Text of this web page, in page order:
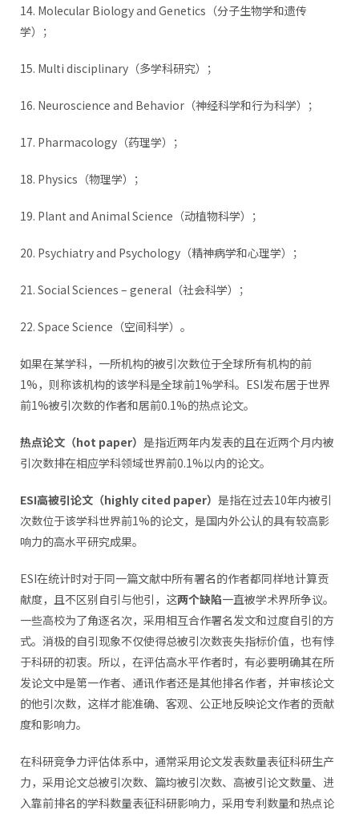
14. Molecular Biology and Genetics（分子生物学和遗传
学）；
15. Multi disciplinary（多学科研究）；
16. Neuroscience and Behavior（神经科学和行为科学）；
17. Pharmacology（药理学）；
18. Physics（物理学）；
19. Plant and Animal Science（动植物科学）；
20. Psychiatry and Psychology（精神病学和心理学）；
21. Social Sciences – general（社会科学）；
22. Space Science（空间科学）。
如果在某学科，一所机构的被引次数位于全球所有机构的前
1%，则称该机构的该学科是全球前1%学科。ESI发布居于世界
前1%被引次数的作者和居前0.1%的热点论文。
热点论文（hot paper） 是指近两年内发表的且在近两个月内被
引次数排在相应学科领域世界前0.1%以内的论文。
ESI高被引论文（highly cited paper） 是指在过去10年内被引
次数位于该学科世界前1%的论文，是国内外公认的具有较高影
响力的高水平研究成果。
ESI在统计时对于同一篇文献中所有署名的作者都同样地计算贡
献度，且不区别自引与他引，这两个缺陷一直被学术界所争议。
一些高校为了角逐名次，采用相互合作署名发文和过度自引的方
式。消极的自引现象不仅使得总被引次数丧失指标价值，也有悖
于科研的初衷。所以，在评估高水平作者时，有必要明确其在所
发论文中是第一作者、通讯作者还是其他排名作者，并审核论文
的他引次数，这样才能准确、客观、公正地反映论文作者的贡献
度和影响力。
在科研竞争力评估体系中，通常采用论文发表数量表征科研生产
力，采用论文总被引次数、篇均被引次数、高被引论文数量、进
入靠前排名的学科数量表征科研影响力，采用专利数量和热点论